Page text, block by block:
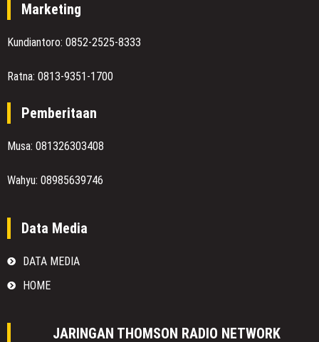
Marketing
Kundiantoro: 0852-2525-8333
Ratna: 0813-9351-1700
Pemberitaan
Musa: 081326303408
Wahyu: 08985639746
Data Media
DATA MEDIA
HOME
JARINGAN THOMSON RADIO NETWORK